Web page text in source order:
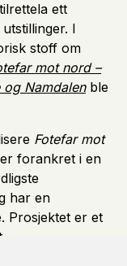
ett
I
stoff om
mot nord –
Namdalenble
Fotefar mot
forankret i en
har en
Prosjektet er et
og Troms og